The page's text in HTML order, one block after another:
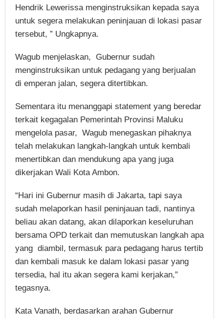
Hendrik Lewerissa menginstruksikan kepada saya
untuk segera melakukan peninjauan di lokasi pasar
tersebut, ” Ungkapnya.
Wagub menjelaskan, Gubernur sudah
menginstruksikan untuk pedagang yang berjualan
di emperan jalan, segera ditertibkan.
Sementara itu menanggapi statement yang beredar
terkait kegagalan Pemerintah Provinsi Maluku
mengelola pasar, Wagub menegaskan pihaknya
telah melakukan langkah-langkah untuk kembali
menertibkan dan mendukung apa yang juga
dikerjakan Wali Kota Ambon.
“Hari ini Gubernur masih di Jakarta, tapi saya
sudah melaporkan hasil peninjauan tadi, nantinya
beliau akan datang, akan dilaporkan keseluruhan
bersama OPD terkait dan memutuskan langkah apa
yang diambil, termasuk para pedagang harus tertib
dan kembali masuk ke dalam lokasi pasar yang
tersedia, hal itu akan segera kami kerjakan,”
tegasnya.
Kata Vanath, berdasarkan arahan Gubernur